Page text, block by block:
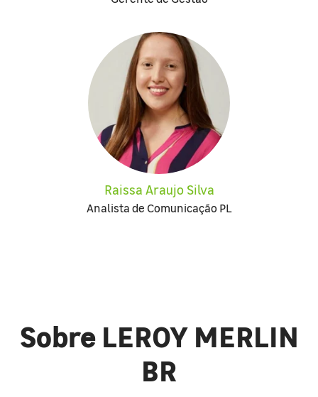
Raissa Araujo Silva
Analista de Comunicação PL
Sobre LEROY MERLIN
BR